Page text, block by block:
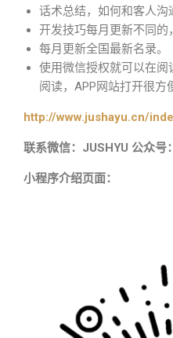
话术总结，如何和客人
开发技巧每月更新不同的
每月更新全国最新名录。
使用微信授权就可以在阅
阅读，APP网站打开很方
http://www.jushayu.cn/
联系微信：JUSHYU 公众号
小程序介绍页面：